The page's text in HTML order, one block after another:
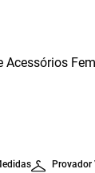
Provador